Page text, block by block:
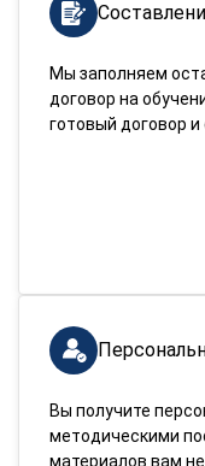
Мы заполняем
договор на
готовый договор и
Вы получите
методическими
материалов вам